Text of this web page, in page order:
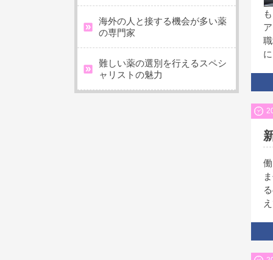
海外の人と接する機会が多い薬
の専門家
難しい薬の選別を行えるスペシ
ャリストの魅力